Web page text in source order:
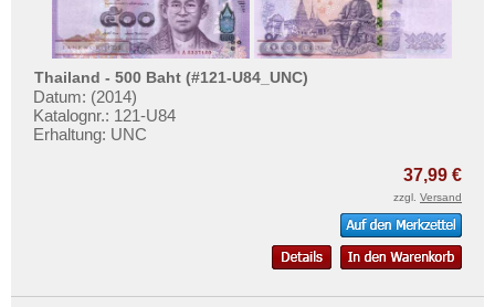
Thailand - 500 Baht (#121-U84_UNC)
Datum: (2014)
Katalognr.: 121-U84
Erhaltung: UNC
37,99 €
zzgl. Versand